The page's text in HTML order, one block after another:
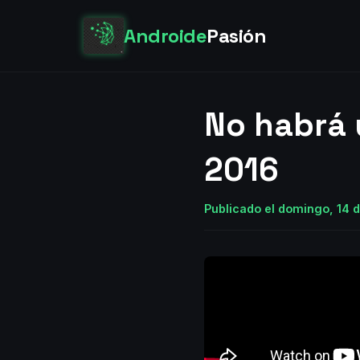
AndroidePasión
No habrá
2016
Publicado el domingo, 14